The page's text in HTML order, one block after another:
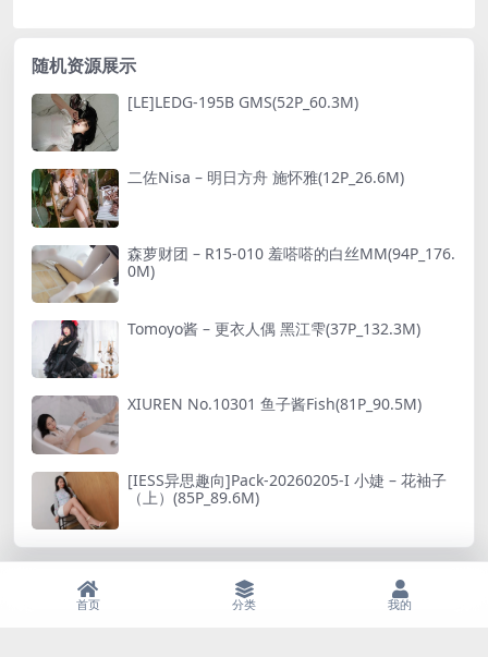
随机资源展示
[LE]LEDG-195B GMS(52P_60.3M)
二佐Nisa – 明日方舟 施怀雅(12P_26.6M)
森萝财团 – R15-010 羞嗒嗒的白丝MM(94P_176.
0M)
Tomoyo酱 – 更衣人偶 黑江雫(37P_132.3M)
XIUREN No.10301 鱼子酱Fish(81P_90.5M)
[IESS异思趣向]Pack-20260205-I 小婕 – 花袖子
（上）(85P_89.6M)
首页 分类 我的